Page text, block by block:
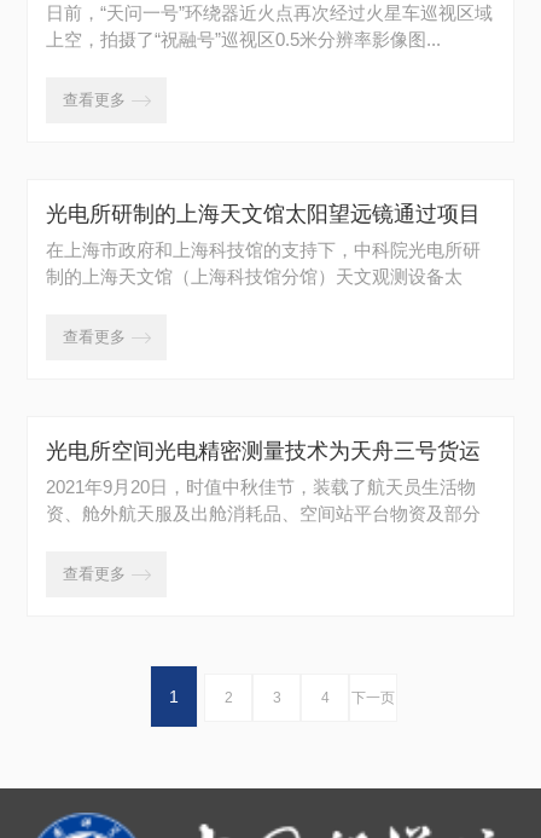
日前，“天问一号”环绕器近火点再次经过火星车巡视区域
上空，拍摄了“祝融号”巡视区0.5米分辨率影像图...
查看更多 
光电所研制的上海天文馆太阳望远镜通过项目
验收
在上海市政府和上海科技馆的支持下，中科院光电所研
制的上海天文馆（上海科技馆分馆）天文观测设备太
查看更多 
光电所空间光电精密测量技术为天舟三号货运
飞船自主快速对接提供重要保障
2021年9月20日，时值中秋佳节，装载了航天员生活物
资、舱外航天服及出舱消耗品、空间站平台物资及部分
查看更多 
1 2 3 4 下一页